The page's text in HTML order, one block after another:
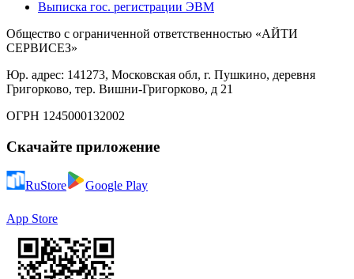
Выписка гос. регистрации ЭВМ
Общество с ограниченной ответственностью «АЙТИ
СЕРВИСЕЗ»
Юр. адрес: 141273, Московская обл, г. Пушкино, деревня
Григорково, тер. Вишни-Григорково, д 21
ОГРН 1245000132002
Скачайте приложение
RuStore Google Play
App Store